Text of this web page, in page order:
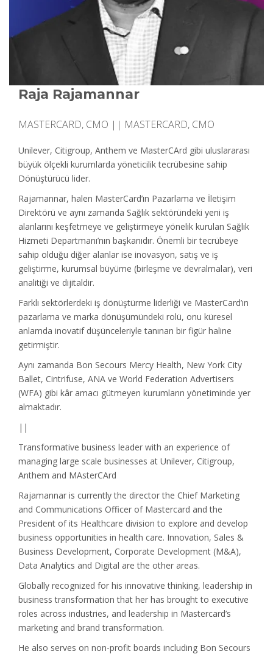
Raja Rajamannar
MASTERCARD, CMO || MASTERCARD, CMO
Unilever, Citigroup, Anthem ve MasterCArd gibi uluslararası
büyük ölçekli kurumlarda yöneticilik tecrübesine sahip
Dönüştürücü lider.
Rajamannar, halen MasterCard’ın Pazarlama ve İletişim
Direktörü ve aynı zamanda Sağlık sektöründeki yeni iş
alanlarını keşfetmeye ve geliştirmeye yönelik kurulan Sağlık
Hizmeti Departmanı’nın başkanıdır. Önemli bir tecrübeye
sahip olduğu diğer alanlar ise inovasyon, satış ve iş
geliştirme, kurumsal büyüme (birleşme ve devralmalar), veri
analitiği ve dijitaldir.
Farklı sektörlerdeki iş dönüştürme liderliği ve MasterCard’ın
pazarlama ve marka dönüşümündeki rolü, onu küresel
anlamda inovatif düşünceleriyle tanınan bir figür haline
getirmiştir.
Aynı zamanda Bon Secours Mercy Health, New York City
Ballet, Cintrifuse, ANA ve World Federation Advertisers
(WFA) gibi kâr amacı gütmeyen kurumların yönetiminde yer
almaktadır.
||
Transformative business leader with an experience of
managing large scale businesses at Unilever, Citigroup,
Anthem and MAsterCArd
Rajamannar is currently the director the Chief Marketing
and Communications Officer of Mastercard and the
President of its Healthcare division to explore and develop
business opportunities in health care. Innovation, Sales &
Business Development, Corporate Development (M&A),
Data Analytics and Digital are the other areas.
Globally recognized for his innovative thinking, leadership in
business transformation that her has brought to executive
roles across industries, and leadership in Mastercard’s
marketing and brand transformation.
He also serves on non-profit boards including Bon Secours